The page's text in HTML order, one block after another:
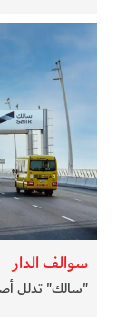
سوالف الدار
"سالك" تدلل